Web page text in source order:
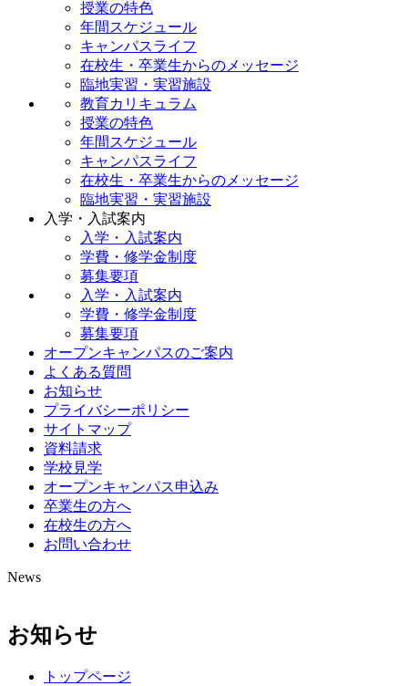
授業の特色
年間スケジュール
キャンパスライフ
在校生・卒業生からのメッセージ
臨地実習・実習施設
教育カリキュラム
授業の特色
年間スケジュール
キャンパスライフ
在校生・卒業生からのメッセージ
臨地実習・実習施設
入学・入試案内
入学・入試案内
学費・修学金制度
募集要項
入学・入試案内
学費・修学金制度
募集要項
オープンキャンパスのご案内
よくある質問
お知らせ
プライバシーポリシー
サイトマップ
資料請求
学校見学
オープンキャンパス申込み
卒業生の方へ
在校生の方へ
お問い合わせ
News
お知らせ
トップページ